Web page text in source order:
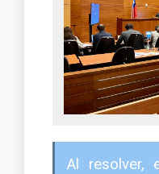
Al resolver,